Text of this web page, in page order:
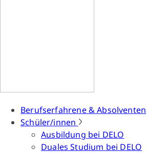
Berufserfahrene & Absolventen
Schüler/innen
Ausbildung bei DELO
Duales Studium bei DELO